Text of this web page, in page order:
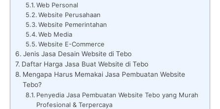
Web Personal
Website Perusahaan
Website Pemerintahan
Web Media
Website E-Commerce
Jenis Jasa Desain Website di Tebo
Daftar Harga Jasa Buat Website di Tebo
Mengapa Harus Memakai Jasa Pembuatan Website
Tebo?
Penyedia Jasa Pembuatan Website Tebo yang Murah
Profesional & Terpercaya